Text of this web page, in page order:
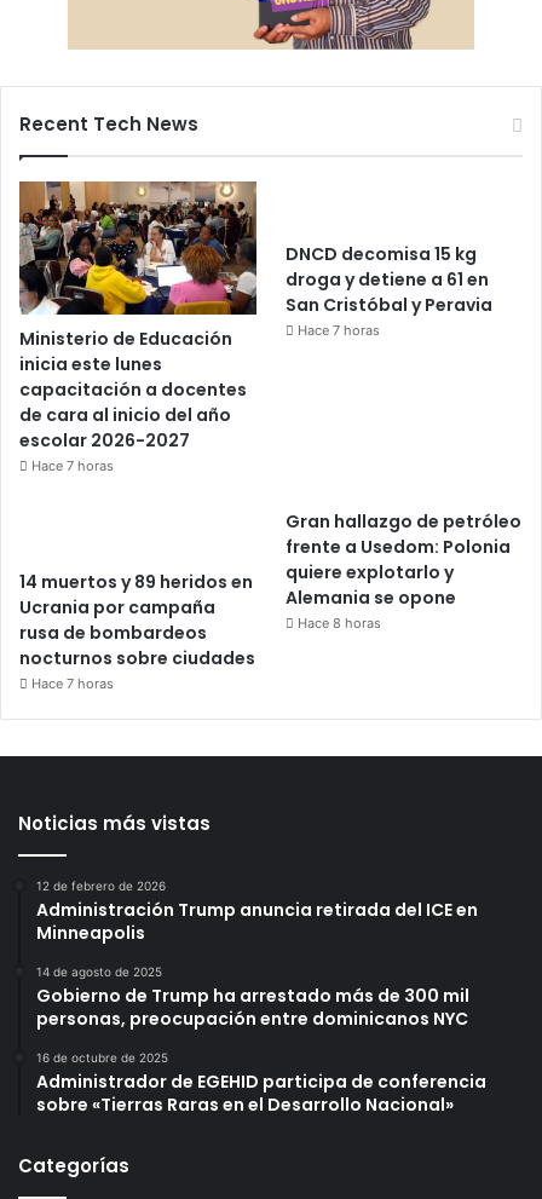
Recent Tech News
Ministerio de Educación
inicia este lunes
capacitación a docentes
de cara al inicio del año
escolar 2026-2027
Hace 7 horas
DNCD decomisa 15 kg
droga y detiene a 61 en
San Cristóbal y Peravia
Hace 7 horas
14 muertos y 89 heridos en
Ucrania por campaña
rusa de bombardeos
nocturnos sobre ciudades
Hace 7 horas
Gran hallazgo de petróleo
frente a Usedom: Polonia
quiere explotarlo y
Alemania se opone
Hace 8 horas
Noticias más vistas
12 de febrero de 2026
Administración Trump anuncia retirada del ICE en
Minneapolis
14 de agosto de 2025
Gobierno de Trump ha arrestado más de 300 mil
personas, preocupación entre dominicanos NYC
16 de octubre de 2025
Administrador de EGEHID participa de conferencia
sobre «Tierras Raras en el Desarrollo Nacional»
Categorías